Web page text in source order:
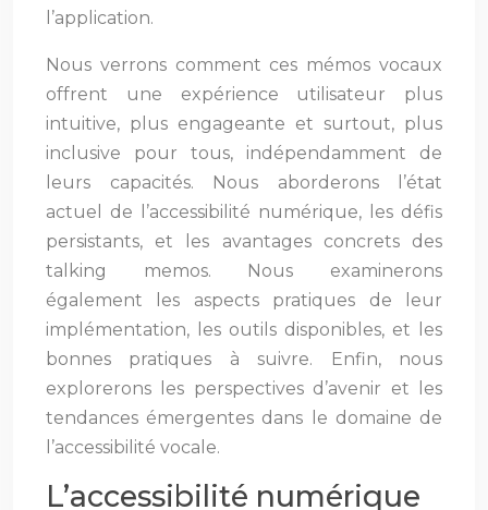
l’application.
Nous verrons comment ces mémos vocaux
offrent une expérience utilisateur plus
intuitive, plus engageante et surtout, plus
inclusive pour tous, indépendamment de
leurs capacités. Nous aborderons l’état
actuel de l’accessibilité numérique, les défis
persistants, et les avantages concrets des
talking memos. Nous examinerons
également les aspects pratiques de leur
implémentation, les outils disponibles, et les
bonnes pratiques à suivre. Enfin, nous
explorerons les perspectives d’avenir et les
tendances émergentes dans le domaine de
l’accessibilité vocale.
L’accessibilité numérique